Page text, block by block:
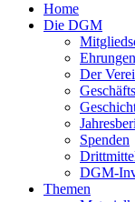
Home
Die DGM
Der
Spenden
DGM-
Themen